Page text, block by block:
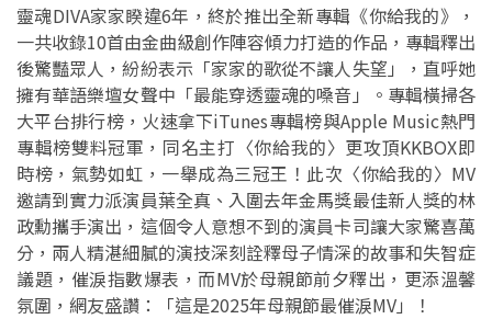
靈魂DIVA家家睽違6年，終於推出全新專輯《你給我的》，
一共收錄10首由金曲級創作陣容傾力打造的作品，專輯釋出
後驚豔眾人，紛紛表示「家家的歌從不讓人失望」，直呼她
擁有華語樂壇女聲中「最能穿透靈魂的嗓音」。專輯橫掃各
大平台排行榜，火速拿下iTunes專輯榜與Apple Music熱門
專輯榜雙料冠軍，同名主打〈你給我的〉更攻頂KKBOX即
時榜，氣勢如虹，一舉成為三冠王！此次〈你給我的〉MV
邀請到實力派演員葉全真、入圍去年金馬獎最佳新人獎的林
政勳攜手演出，這個令人意想不到的演員卡司讓大家驚喜萬
分，兩人精湛細膩的演技深刻詮釋母子情深的故事和失智症
議題，催淚指數爆表，而MV於母親節前夕釋出，更添溫馨
氛圍，網友盛讚：「這是2025年母親節最催淚MV」！